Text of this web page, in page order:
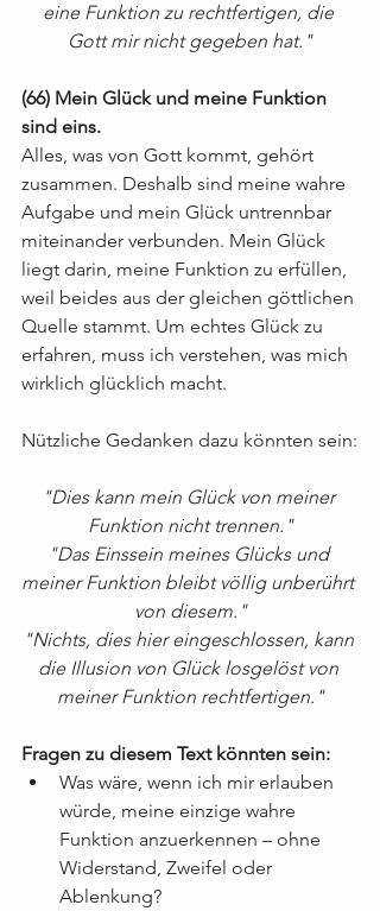
eine Funktion zu rechtfertigen, die
Gott mir nicht gegeben hat."
(66) Mein Glück und meine Funktion
sind eins.
Alles, was von Gott kommt, gehört
zusammen. Deshalb sind meine wahre
Aufgabe und mein Glück untrennbar
miteinander verbunden. Mein Glück
liegt darin, meine Funktion zu erfüllen,
weil beides aus der gleichen göttlichen
Quelle stammt. Um echtes Glück zu
erfahren, muss ich verstehen, was mich
wirklich glücklich macht.
Nützliche Gedanken dazu könnten sein:
"Dies kann mein Glück von meiner
Funktion nicht trennen."
"Das Einssein meines Glücks und
meiner Funktion bleibt völlig unberührt
von diesem."
"Nichts, dies hier eingeschlossen, kann
die Illusion von Glück losgelöst von
meiner Funktion rechtfertigen."
Fragen zu diesem Text könnten sein:
Was wäre, wenn ich mir erlauben
würde, meine einzige wahre
Funktion anzuerkennen – ohne
Widerstand, Zweifel oder
Ablenkung?